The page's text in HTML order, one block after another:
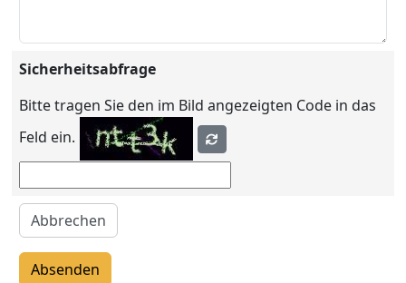
Sicherheitsabfrage
Bitte tragen Sie den im Bild angezeigten Code in das
Feld ein.
Abbrechen
Absenden